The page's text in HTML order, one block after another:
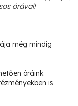
órával!
még mindig
óráink
is